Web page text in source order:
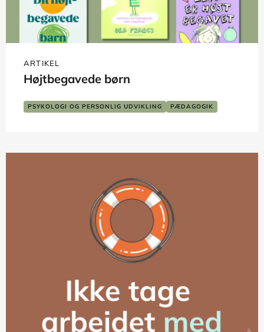
ARTIKEL
Højtbegavede børn
PSYKOLOGI OG PERSONLIG UDVIKLING
PÆDAGOGIK